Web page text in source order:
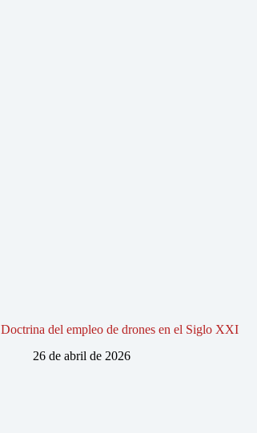
Doctrina del empleo de drones en el Siglo XXI
26 de abril de 2026